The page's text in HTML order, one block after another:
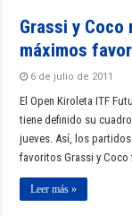
Grassi y
máximos
6 de julio de 2011
El Open Kiroleta ITF
tiene definido su
jueves. Así, los
favoritos Grassi y Coco
Leer más »